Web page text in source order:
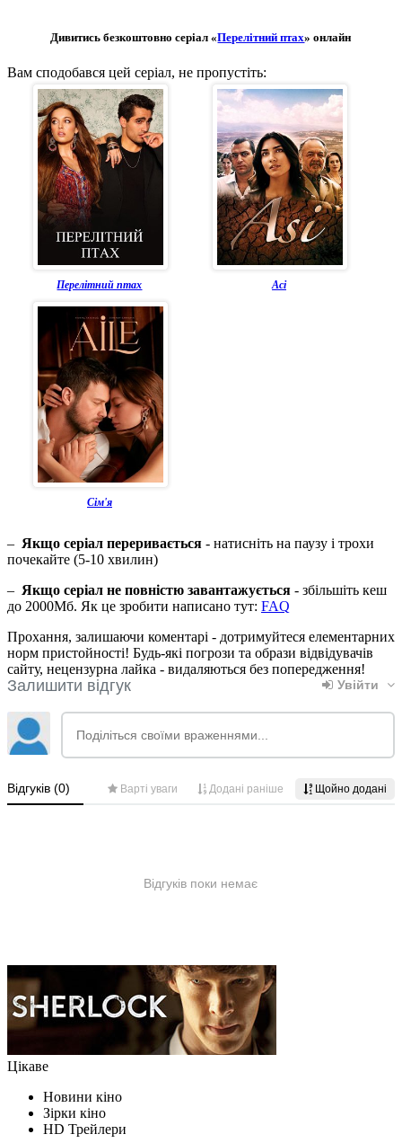
Дивитись безкоштовно серіал «Перелітний птах» онлайн
Вам сподобався цей серіал, не пропустіть:
Перелітний птах Асі
Сім'я
– Якщо серіал переривається - натисніть на паузу і трохи
почекайте (5-10 хвилин)
– Якщо серіал не повністю завантажується - збільшіть кеш
до 2000Мб. Як це зробити написано тут: FAQ
Прохання, залишаючи коментарі - дотримуйтеся елементарних
норм пристойності! Будь-які погрози та образи відвідувачів
сайту, нецензурна лайка - видаляються без попередження!
Цікаве
Новини кіно
Зірки кіно
HD Трейлери